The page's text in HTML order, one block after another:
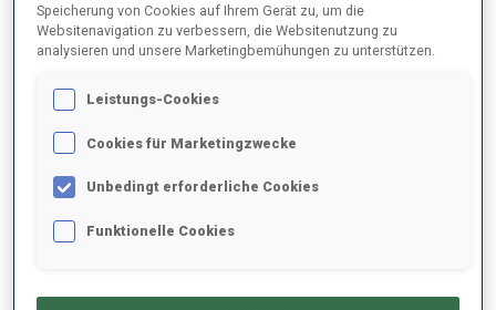
ENDERGEBNISE – SCHIESS-ZEIT
SLO 0 1
CZE 1 0
3 126 V. KIREYEV
Speicherung von Cookies auf Ihrem Gerät zu, um die
Websitenavigation zu verbessern, die Websitenutzung zu
analysieren und unsere Marketingbemühungen zu unterstützen.
Leistungs-Cookies
Cookies für Marketingzwecke
Unbedingt erforderliche Cookies
Funktionelle Cookies